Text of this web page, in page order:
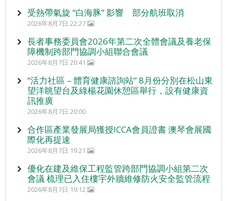
受熱帶氣旋 “白海豚” 影響 部分航班取消
2026年8月7日 22:27
長者事務委員會2026年第二次全體會議及養老保
障機制跨部門協調小組聯合會議
2026年8月7日 20:41
“活力社區 – 體育健康諮詢站” 8月份分別在松山東
望洋眺望台及綠楊花園休憩區舉行，設有健康資
訊推廣
2026年8月7日 20:00
合作區產業發展局獲授ICCA會員證書 澳琴會展國
際化再提速
2026年8月7日 19:21
優化在建及維保工程監管跨部門協調小組第二次
會議 梳理已入住樓宇外牆維修防火安全監管流程
2026年8月7日 19:12